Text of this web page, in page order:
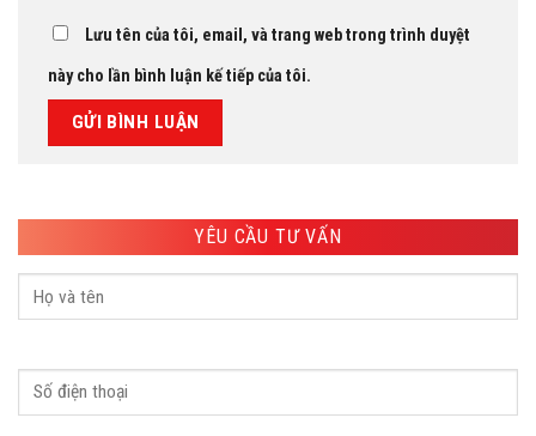
Lưu tên của tôi, email, và trang web trong trình duyệt
này cho lần bình luận kế tiếp của tôi.
YÊU CẦU TƯ VẤN